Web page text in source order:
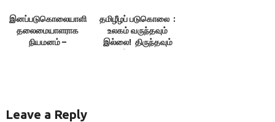
இனப்படுகொலையாளி
தலைமையாளராக
நியமனம் –
தமிழீழப் படுகொலை :
உலகம் வருந்தவும்
இல்லை! திருந்தவும்
Leave a Reply